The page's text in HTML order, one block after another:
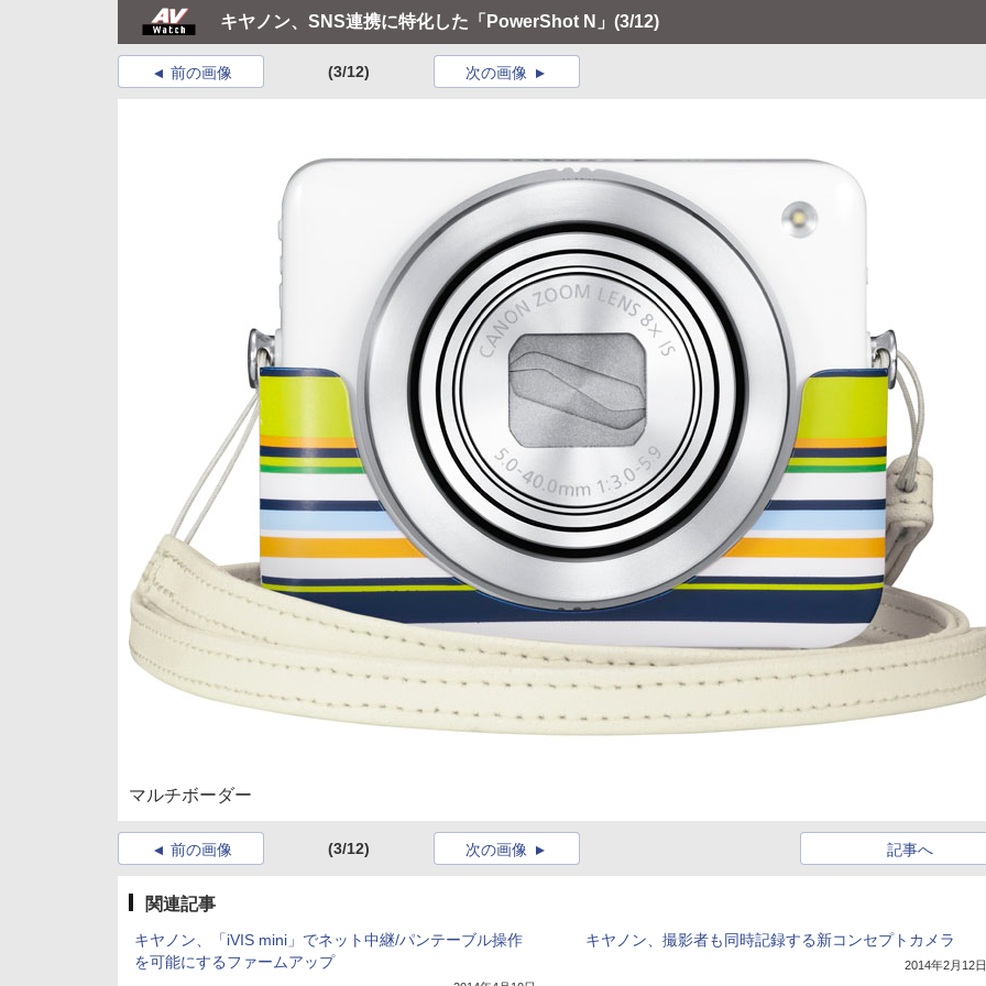
キヤノン、SNS連携に特化した「PowerShot N」 (3/12)
前の画像 (3/12) 次の画像
マルチボーダー
前の画像 (3/12) 記事へ
次の画像
関連記事
キヤノン、「iVIS mini」でネット中継/パンテーブル操作
を可能にするファームアップ
キヤノン、撮影者も同時記録する新コンセプトカメラ
2014年2月12日